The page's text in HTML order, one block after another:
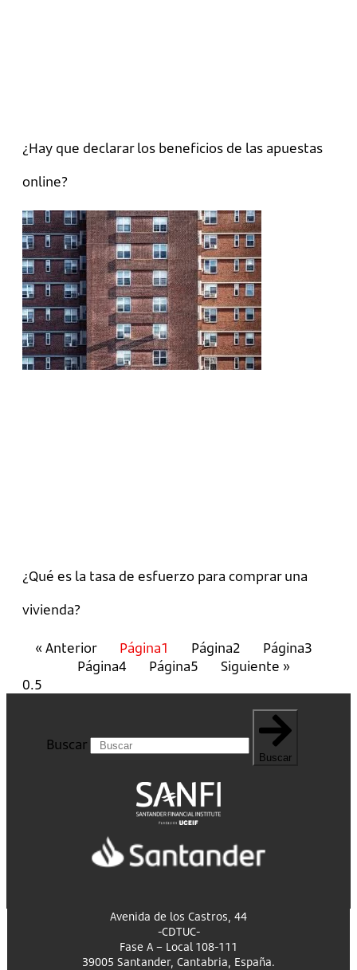
¿Hay que declarar los beneficios de las apuestas
online?
¿Qué es la tasa de esfuerzo para comprar una
vivienda?
« Anterior Página1 Página2 Página3
Página4 Página5 Siguiente »
Buscar
Buscar
Avenida de los Castros, 44
-CDTUC-
Fase A – Local 108-111
39005 Santander, Cantabria, España.